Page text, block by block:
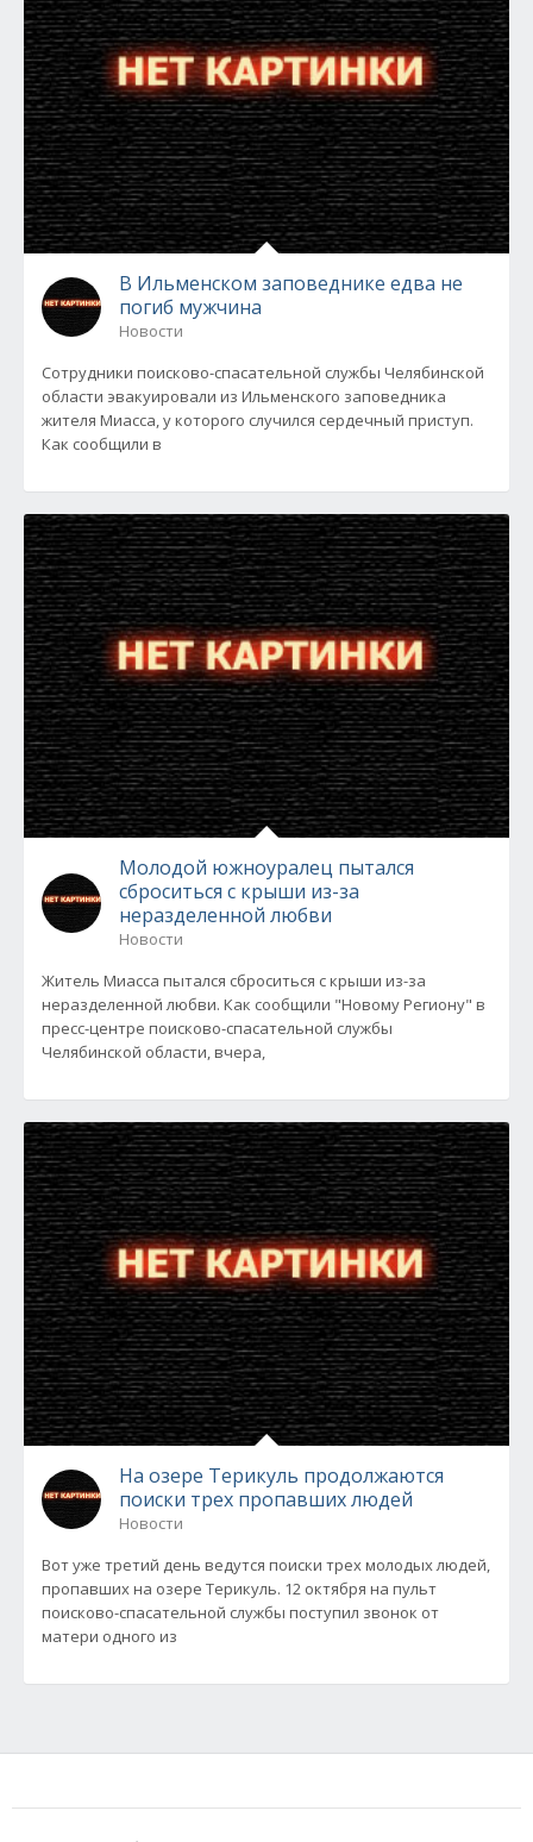
В Ильменском заповеднике едва не
погиб мужчина
Новости
Сотрудники поисково-спасательной службы Челябинской
области эвакуировали из Ильменского заповедника
жителя Миасса, у которого случился сердечный приступ.
Как сообщили в
Молодой южноуралец пытался
сброситься с крыши из-за
неразделенной любви
Новости
Житель Миасса пытался сброситься с крыши из-за
неразделенной любви. Как сообщили "Новому Региону" в
пресс-центре поисково-спасательной службы
Челябинской области, вчера,
На озере Терикуль продолжаются
поиски трех пропавших людей
Новости
Вот уже третий день ведутся поиски трех молодых людей,
пропавших на озере Терикуль. 12 октября на пульт
поисково-спасательной службы поступил звонок от
матери одного из